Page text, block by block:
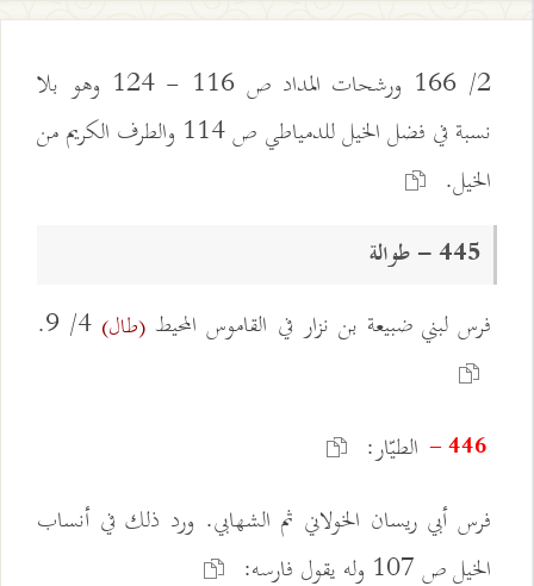
2/ 166 ورشحات المداد ص 116 - 124 وهو بلا
نسبة في فضل الخيل للدمياطي ص 114 والطرف الكريم من
الخيل.
445 - طوالة
فرس لبني ضبيعة بن نزار في القاموس المحيط (طال)
446 -
الطيّار:
فرس أبي ريسان الخولاني ثم الشهابي. ورد ذلك في أنساب
الخيل ص 107 وله يقول فارسه: